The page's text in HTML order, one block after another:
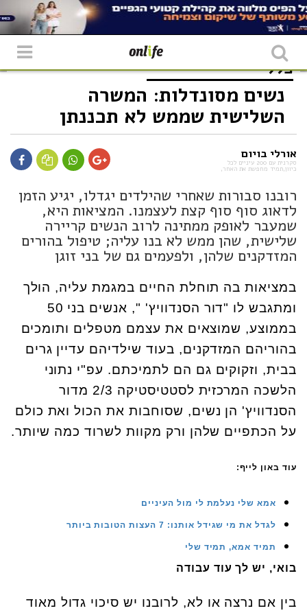
כללי
נשים מסונדלות: המשרה
השלישית שממש לא תכננתן
אורלי בויום
סקרנית עם 200 עיניים לכל
כיוון,תמיד מחפשת את האחר,
רובנו סבורות שאחרי שהילדים יגדלו, יגיע הזמן
לדאוג סוף סוף קצת לעצמנו. המציאות היא,
שמעבר לאופק ממתינה לרוב הנשים קריירה
שלישית, שהן ממש לא בנו עליה; טיפול בהורים
המזדקנים שלהן, ולפעמים גם של בני זוגן
במציאות בה תוחלת החיים במגמת עליה, הולך
ומתגבש לו "דור הסנדוויץ' ", אנשים בני 50
בממוצע, שמוצאים את עצמם מטפלים ותומכים
בהוריהם המזדקנים, בעוד שילדיהם עדיין גרים
בבית, וזקוקים גם הם לתמיכתם. עפ"י נתוני
הלשכה המרכזית לסטטיסטיקה 2/3 מדור
הסנדוויץ' הן נשים, שסוחבות את הכול ואת כולם
על הכתפיים שלהן ורק מקוות לשרוד כמה שיותר.
עוד באון לייף:
אמא שלי נעלמת לי מול העיניים
לגדל את מי שגידל אותנו: 7 העצות הטובות ביותר
תמיד אמא, תמיד שלי
בואי, יש לך עוד עבודה
בין אם נרצה או לא, לרובנו יש סיכוי גדול מאוד